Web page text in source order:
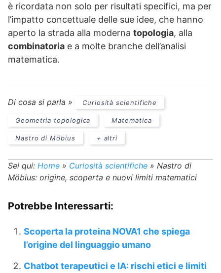
è ricordata non solo per risultati specifici, ma per
l’impatto concettuale delle sue idee, che hanno
aperto la strada alla moderna topologia, alla
combinatoria e a molte branche dell’analisi
matematica.
Di cosa si parla » Curiosità scientifiche
Geometria topologica Matematica
Nastro di Möbius + altri
Sei qui: Home » Curiosità scientifiche » Nastro di
Möbius: origine, scoperta e nuovi limiti matematici
Potrebbe Interessarti:
Scoperta la proteina NOVA1 che spiega
l’origine del linguaggio umano
Chatbot terapeutici e IA: rischi etici e limiti